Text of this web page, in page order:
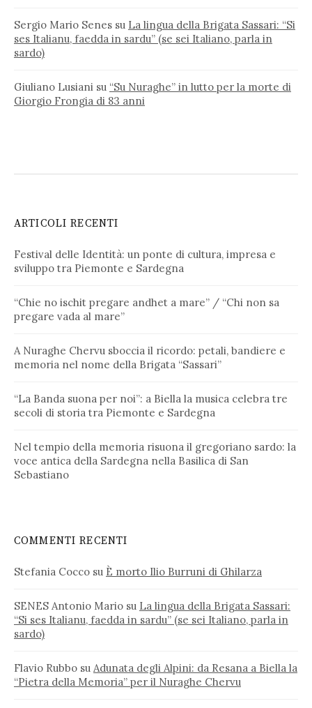
Sergio Mario Senes su La lingua della Brigata Sassari: “Si
ses Italianu, faedda in sardu” (se sei Italiano, parla in
sardo)
Giuliano Lusiani su “Su Nuraghe” in lutto per la morte di
Giorgio Frongia di 83 anni
ARTICOLI RECENTI
Festival delle Identità: un ponte di cultura, impresa e
sviluppo tra Piemonte e Sardegna
“Chie no ischit pregare andhet a mare” / “Chi non sa
pregare vada al mare”
A Nuraghe Chervu sboccia il ricordo: petali, bandiere e
memoria nel nome della Brigata “Sassari”
“La Banda suona per noi”: a Biella la musica celebra tre
secoli di storia tra Piemonte e Sardegna
Nel tempio della memoria risuona il gregoriano sardo: la
voce antica della Sardegna nella Basilica di San
Sebastiano
COMMENTI RECENTI
Stefania Cocco su È morto Ilio Burruni di Ghilarza
SENES Antonio Mario su La lingua della Brigata Sassari:
“Si ses Italianu, faedda in sardu” (se sei Italiano, parla in
sardo)
Flavio Rubbo su Adunata degli Alpini: da Resana a Biella la
“Pietra della Memoria” per il Nuraghe Chervu